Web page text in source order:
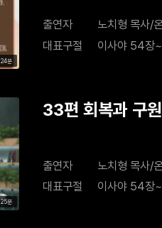
24분
출연자
노치형 목사/
대표구절
이사야 54장
25분
33편 회복과 구
출연자
노치형 목사/
대표구절
이사야 54장